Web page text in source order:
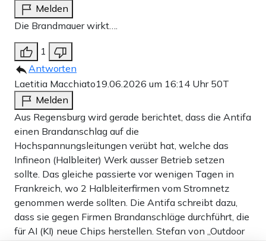
Melden
Die Brandmauer wirkt….
1
Antworten
Laetitia Macchiato19.06.2026 um 16:14 Uhr 50T
Melden
Aus Regensburg wird gerade berichtet, dass die Antifa
einen Brandanschlag auf die
Hochspannungsleitungen verübt hat, welche das
Infineon (Halbleiter) Werk ausser Betrieb setzen
sollte. Das gleiche passierte vor wenigen Tagen in
Frankreich, wo 2 Halbleiterfirmen vom Stromnetz
genommen werde sollten. Die Antifa schreibt dazu,
dass sie gegen Firmen Brandanschläge durchführt, die
für AI (KI) neue Chips herstellen. Stefan von „Outdoor